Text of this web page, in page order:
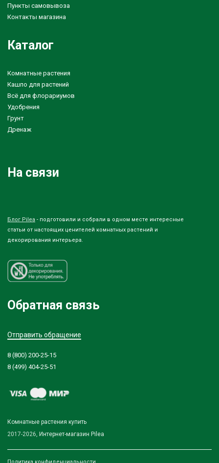
Пункты самовывоза
Контакты магазина
Каталог
Комнатные растения
Кашпо для растений
Всё для флорариумов
Удобрения
Грунт
Дренаж
На связи
Блог Pilea - подготовили и собрали в одном месте интересные
статьи от настоящих ценителей комнатных растений и
декорирования интерьера.
Обратная связь
Отправить обращение
8 (800) 200-25-15
8 (499) 404-25-51
Комнатные растения купить
2017-2026, Интернет-магазин Pilea